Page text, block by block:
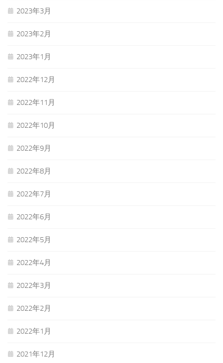
2023年3月
2023年2月
2023年1月
2022年12月
2022年11月
2022年10月
2022年9月
2022年8月
2022年7月
2022年6月
2022年5月
2022年4月
2022年3月
2022年2月
2022年1月
2021年12月